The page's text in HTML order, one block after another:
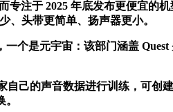
于 2025 年底发布更便宜的机
、头带更简单、扬声器更小。
是元宇宙：该部门涵盖 Quest
的声音数据进行训练，可创